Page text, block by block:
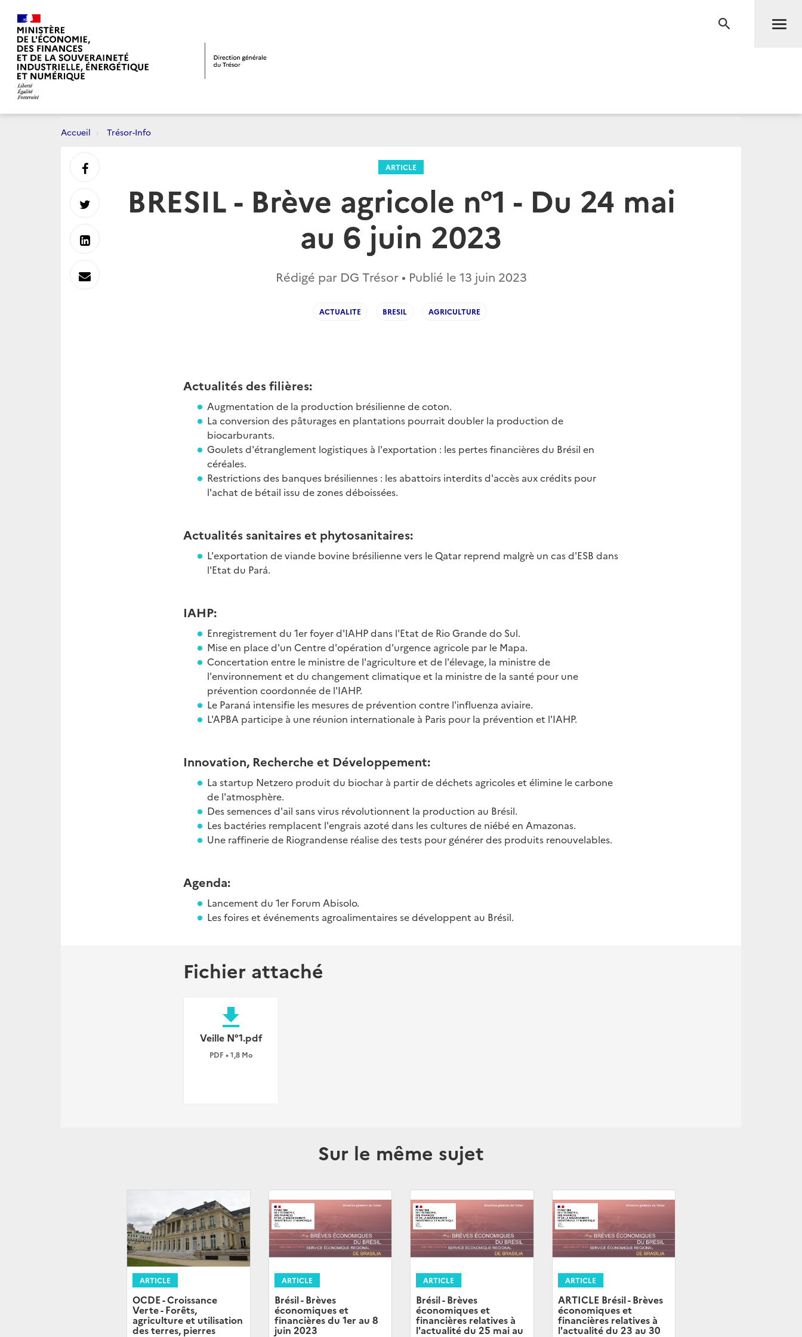
RECHERCHE
Accueil Trésor-Info
ARTICLE
BRESIL - Brève agricole n°1 - Du 24 mai
au 6 juin 2023
Rédigé par DG Trésor • Publié le 13 juin 2023
ACTUALITE BRESIL AGRICULTURE
Actualités des filières:
Augmentation de la production brésilienne de coton.
La conversion des pâturages en plantations pourrait doubler la production de
biocarburants.
Goulets d'étranglement logistiques à l'exportation : les pertes financières du Brésil en
céréales.
Restrictions des banques brésiliennes : les abattoirs interdits d'accès aux crédits pour
l'achat de bétail issu de zones déboissées.
Actualités sanitaires et phytosanitaires:
L'exportation de viande bovine brésilienne vers le Qatar reprend malgrè un cas d'ESB dans
l'Etat du Pará.
IAHP:
Enregistrement du 1er foyer d'IAHP dans l'Etat de Rio Grande do Sul.
Mise en place d'un Centre d'opération d'urgence agricole par le Mapa.
Concertation entre le ministre de l'agriculture et de l'élevage, la ministre de
l'environnement et du changement climatique et la ministre de la santé pour une
prévention coordonnée de l'IAHP.
Le Paraná intensifie les mesures de prévention contre l'influenza aviaire.
L'APBA participe à une réunion internationale à Paris pour la prévention et l'IAHP.
Innovation, Recherche et Développement:
La startup Netzero produit du biochar à partir de déchets agricoles et élimine le carbone
de l'atmosphère.
Des semences d'ail sans virus révolutionnent la production au Brésil.
Les bactéries remplacent l'engrais azoté dans les cultures de niébé en Amazonas.
Une raffinerie de Riograndense réalise des tests pour générer des produits renouvelables.
Agenda:
Lancement du 1er Forum Abisolo.
Les foires et événements agroalimentaires se développent au Brésil.
Fichier attaché
file_download
Veille N°1.pdf
PDF • 1,8 Mo
Sur le même sujet
ARTICLE
OCDE - Croissance
Verte - Forêts,
agriculture et utilisation
des terres, pierres
ARTICLE
Brésil - Brèves
économiques et
financières du 1er au 8
juin 2023
ARTICLE
Brésil - Brèves
économiques et
financières relatives à
l'actualité du 25 mai au
ARTICLE
ARTICLE Brésil - Brèves
économiques et
financières relatives à
l'actualité du 23 au 30
Partager
sur
Partager
sur
Partager
sur
Envoyer